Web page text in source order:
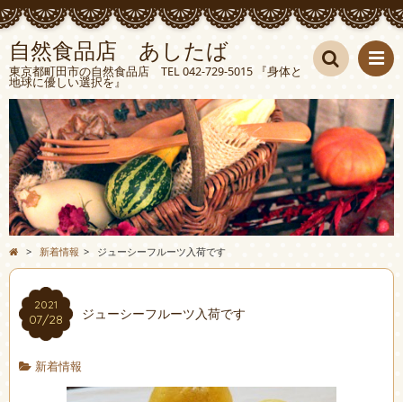
自然食品店 あしたば
東京都町田市の自然食品店 TEL 042-729-5015 『身体と
地球に優しい選択を』 検索
> 新着情報 > ジューシーフルーツ入荷です
2021
07/28 ジューシーフルーツ入荷です
新着情報